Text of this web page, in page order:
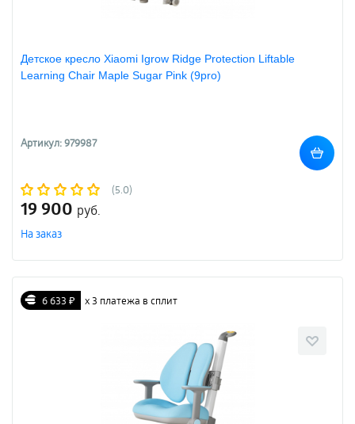
Детское кресло Xiaomi Igrow Ridge Protection Liftable
Learning Chair Maple Sugar Pink (9pro)
Артикул: 979987
(5.0)
19 900 руб.
На заказ
6 633 ₽ х 3 платежа в сплит